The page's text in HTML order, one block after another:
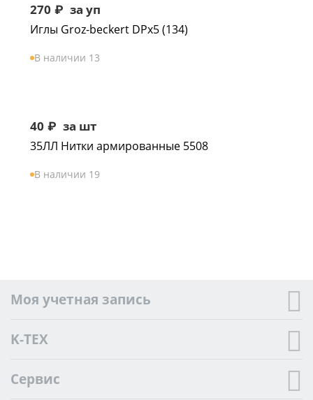
270 ₽ за уп
Иглы Groz-beckert DPx5 (134)
В наличии 13
40 ₽ за шт
35ЛЛ Нитки армированные 5508
В наличии 19
Моя учетная запись
K-TEX
Сервис